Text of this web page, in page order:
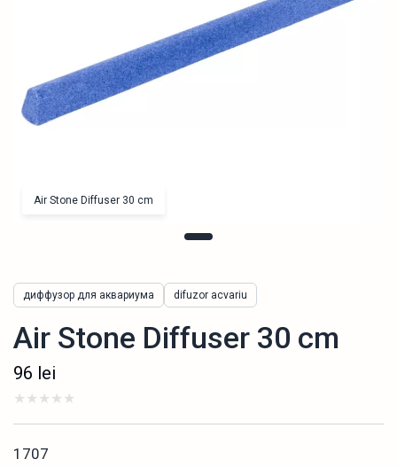
Air Stone Diffuser 30 cm
диффузор для аквариума difuzor acvariu
Air Stone Diffuser 30 cm
96 lei
1707